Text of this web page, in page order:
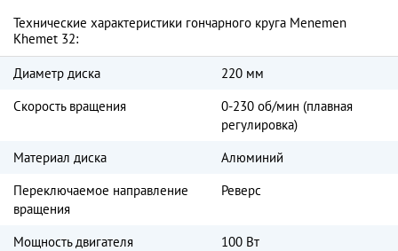
Технические характеристики гончарного круга Menemen
Khemet 32:
Диаметр диска
220 мм
Скорость вращения
0-230 об/мин (плавная
регулировка)
Материал диска
Алюминий
Переключаемое направление
вращения
Реверс
Мощность двигателя
100 Вт